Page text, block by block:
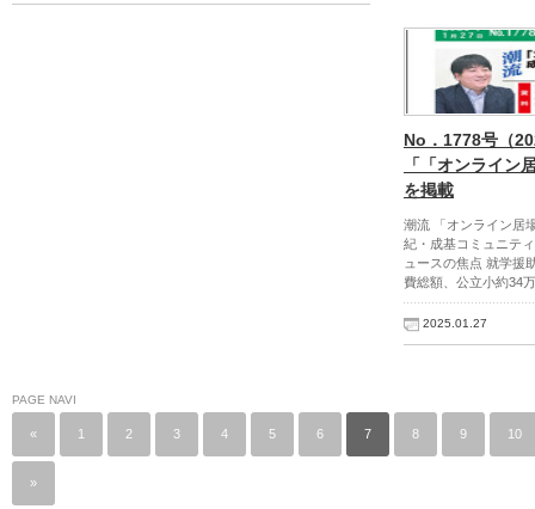
No．1778号（
「「オンライン
を掲載
潮流 「オンライン居
紀・成基コミュニテ
ュースの焦点 就学援
費総額、公立小約34
2025.01.27
PAGE NAVI
« 1 2 3 4 5 6 7 8 9 10
»